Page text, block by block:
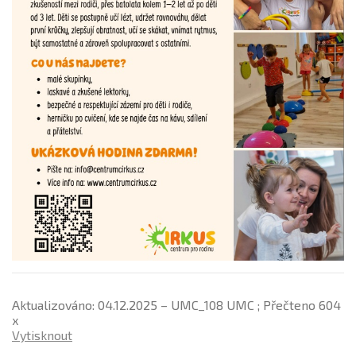
Aktualizováno: 04.12.2025 – UMC_108 UMC ; Přečteno 604
x
Vytisknout